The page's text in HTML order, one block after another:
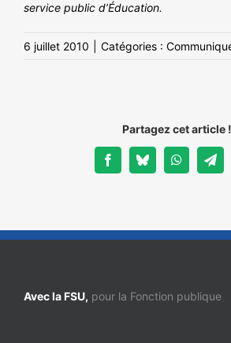
service public d’Éducation.
6 juillet 2010 Catégories :
Partagez cet article !
FacebookBlueskyWhatsApp
Avec la FSU, pour la Fonction publique